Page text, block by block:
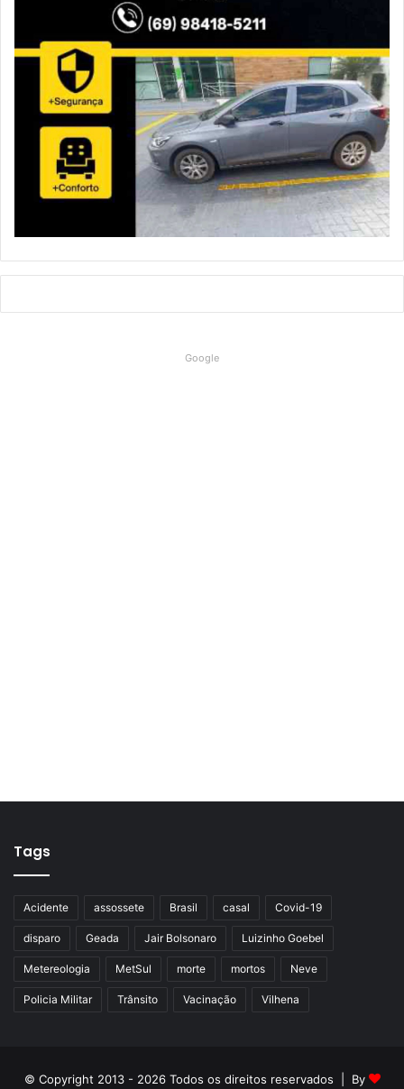
Google
Tags
Acidente assossete Brasil casal Covid-19
disparo Geada Jair Bolsonaro Luizinho Goebel
Metereologia MetSul morte mortos Neve
Policia Militar Trânsito Vacinação Vilhena
© Copyright 2013 - 2026 Todos os direitos reservados | By